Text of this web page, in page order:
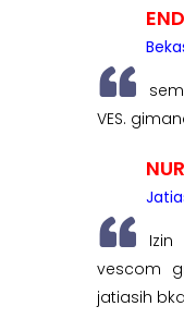
VES.
vescom
jatiasih